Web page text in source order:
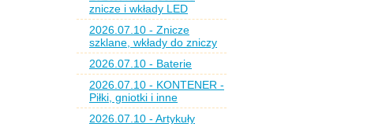
znicze i wkłady LED
2026.07.10 - Znicze
szklane, wkłady do zniczy
2026.07.10 - Baterie
2026.07.10 - KONTENER -
Piłki, gniotki i inne
2026.07.10 - Artykuły